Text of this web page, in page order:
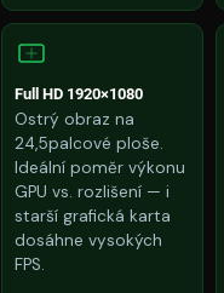
Full HD 1920×1080
Ostrý obraz na
24,5palcové ploše.
Ideální poměr výkonu
GPU vs. rozlišení — i
starší grafická karta
dosáhne vysokých
FPS.